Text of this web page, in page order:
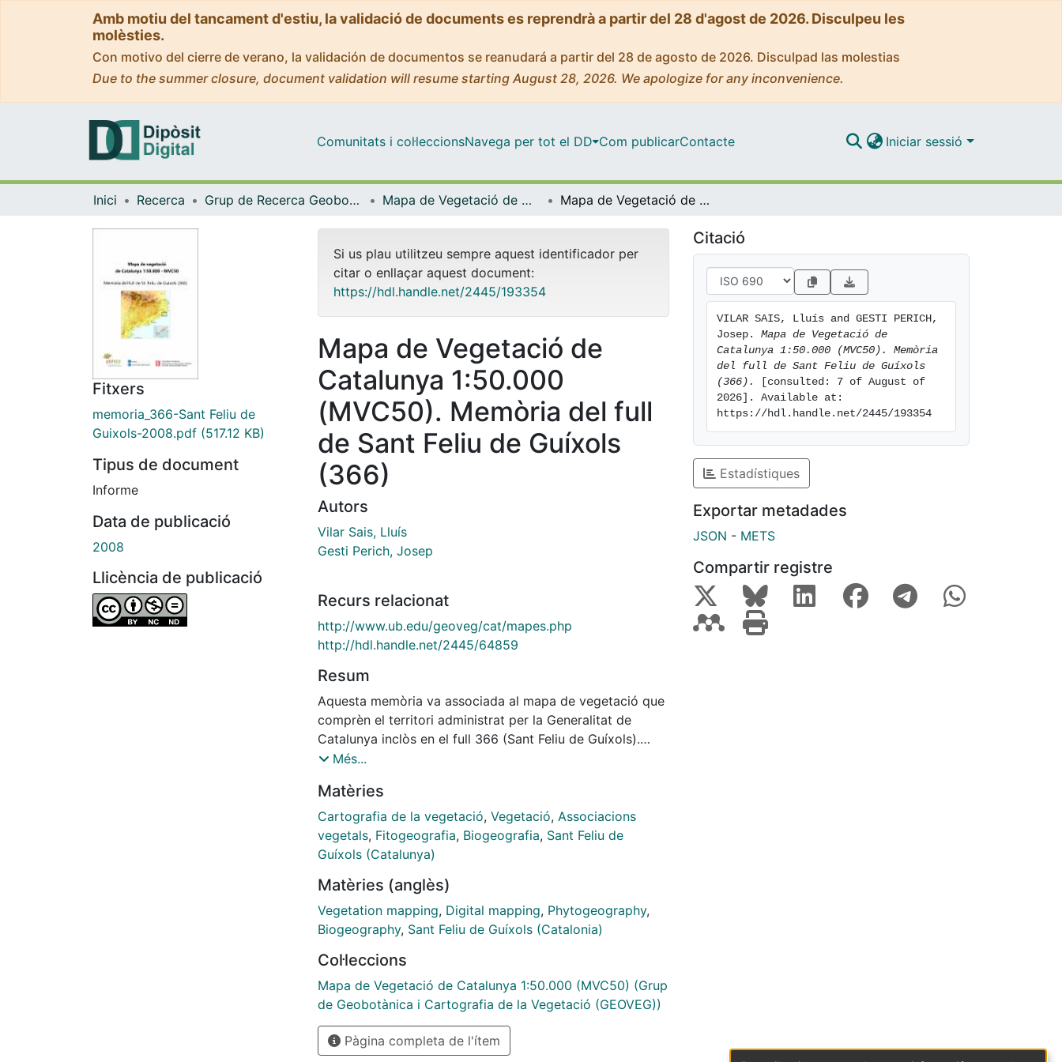
Amb motiu del tancament d'estiu, la validació de documents es reprendrà a partir del 28 d'agost de 2026. Disculpeu les
molèsties.
Con motivo del cierre de verano, la validación de documentos se reanudará a partir del 28 de agosto de 2026. Disculpad las molestias
Due to the summer closure, document validation will resume starting August 28, 2026. We apologize for any inconvenience.
Comunitats i col·leccionsNavega per tot el DD Com publicarContacte Iniciar sessió
Inici Recerca Grup de Recerca Geobotànica i Cartografia de la Vegetació (GEOVEG) Mapa de Vegetació de Catalunya 1:50.000 (MVC50) (Grup de Geobotànica i Cartografia de la Vegetació (GEOVEG)) Mapa de Vegetació de Catalunya 1:50.000 (MVC50). Memòria del full de Sant Feliu de Guíxols (366)
Fitxers
memoria_366-Sant Feliu de
Guixols-2008.pdf (517.12 KB)
Tipus de document
Informe
Data de publicació
2008
Llicència de publicació
Si us plau utilitzeu sempre aquest identificador per
citar o enllaçar aquest document:
https://hdl.handle.net/2445/193354
Mapa de Vegetació de
Catalunya 1:50.000
(MVC50). Memòria del full
de Sant Feliu de Guíxols
(366)
Autors
Vilar Sais, Lluís
Gesti Perich, Josep
Recurs relacionat
http://www.ub.edu/geoveg/cat/mapes.php
http://hdl.handle.net/2445/64859
Resum
Aquesta memòria va associada al mapa de vegetació que
comprèn el territori administrat per la Generalitat de
Catalunya inclòs en el full 366 (Sant Feliu de Guíxols).
Inclou una descripció detallada del medi físic, i de les
http://hdl.handle.net/2445/64859
Més...
Matèries
Cartografia de la vegetació, Vegetació, Associacions
vegetals, Fitogeografia, Biogeografia, Sant Feliu de
Guíxols (Catalunya)
Matèries (anglès)
Vegetation mapping, Digital mapping, Phytogeography,
Biogeography, Sant Feliu de Guíxols (Catalonia)
Col·leccions
Mapa de Vegetació de Catalunya 1:50.000 (MVC50) (Grup
de Geobotànica i Cartografia de la Vegetació (GEOVEG))
Pàgina completa de l'ítem
Citació
VILAR SAIS, Lluís and GESTI PERICH,
Josep. Mapa de Vegetació de
Catalunya 1:50.000 (MVC50). Memòria
del full de Sant Feliu de Guíxols
(366).
[consulted: 7 of August of
2026]. Available at:
https://hdl.handle.net/2445/193354
Estadístiques
Exportar metadades
JSON - METS
Compartir registre